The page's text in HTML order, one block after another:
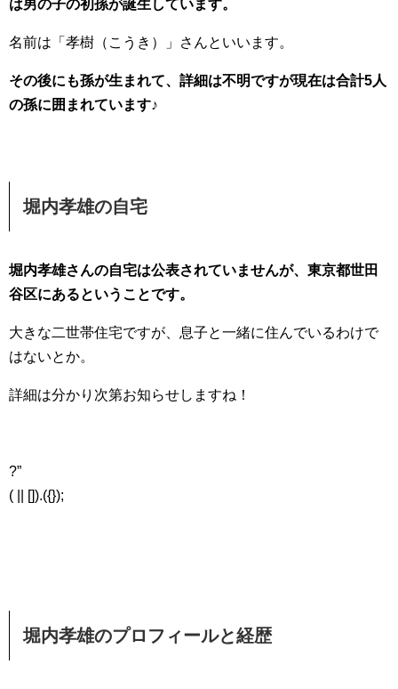
は男の子の初孫が誕生しています。
名前は「孝樹（こうき）」さんといいます。
その後にも孫が生まれて、詳細は不明ですが現在は合計5人
の孫に囲まれています♪
堀内孝雄の自宅
堀内孝雄さんの自宅は公表されていませんが、東京都世田
谷区にあるということです。
大きな二世帯住宅ですが、息子と一緒に住んでいるわけで
はないとか。
詳細は分かり次第お知らせしますね！
?”
( || []).({});
堀内孝雄のプロフィールと経歴